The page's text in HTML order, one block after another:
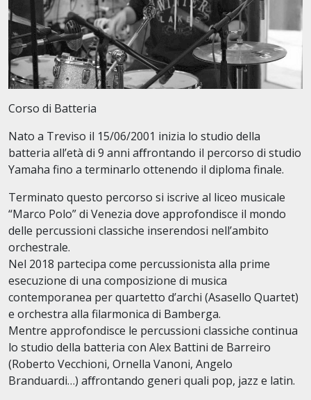
Corso di Batteria
Nato a Treviso il 15/06/2001 inizia lo studio della
batteria all’età di 9 anni aﬀrontando il percorso di studio
Yamaha fino a terminarlo ottenendo il diploma finale.
Terminato questo percorso si iscrive al liceo musicale
“Marco Polo” di Venezia dove approfondisce il mondo
delle percussioni classiche inserendosi nell’ambito
orchestrale.
Nel 2018 partecipa come percussionista alla prime
esecuzione di una composizione di musica
contemporanea per quartetto d’archi (Asasello Quartet)
e orchestra alla filarmonica di Bamberga.
Mentre approfondisce le percussioni classiche continua
lo studio della batteria con Alex Battini de Barreiro
(Roberto Vecchioni, Ornella Vanoni, Angelo
Branduardi…) aﬀrontando generi quali pop, jazz e latin.